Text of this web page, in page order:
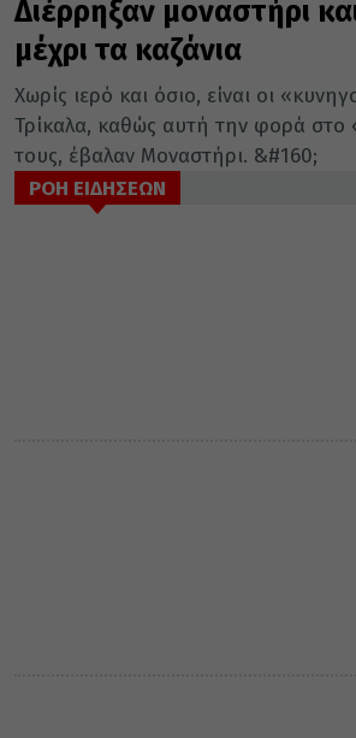
Διέρρηξαν μοναστήρι
μέχρι τα καζάνια
Χωρίς ιερό και όσιο, είναι οι
Τρίκαλα, καθώς αυτή την φορά στο
τους, έβαλαν Μοναστήρι. &#160;
ΡΟΗ ΕΙΔΗΣΕΩΝ